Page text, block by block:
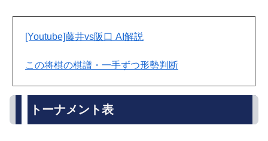
[Youtube]藤井vs阪口 AI解説
この将棋の棋譜・一手ずつ形勢判断
トーナメント表